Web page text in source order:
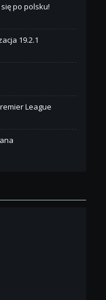
po polsku!
19.2.1
League